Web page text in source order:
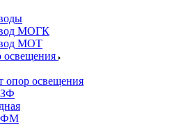
МОГК
МОТ
освещения
опор освещения
ЗФ
ФМ